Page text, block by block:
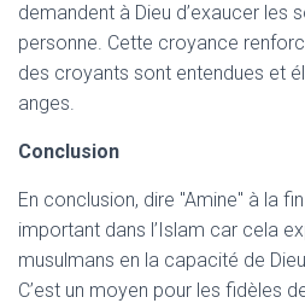
demandent à Dieu d’exaucer les
personne. Cette croyance
des croyants sont entendues et
anges.
Conclusion
En conclusion, dire "Amine" à la
important dans l’Islam car cela
musulmans en la capacité de
C’est un moyen pour les fidèles